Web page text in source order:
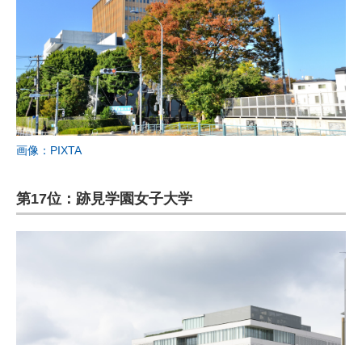
画像：PIXTA
第17位：跡見学園女子大学